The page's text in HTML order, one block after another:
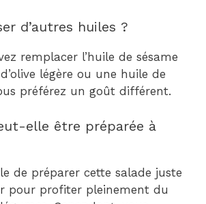
d’autres huiles ?
remplacer l’huile de sésame
légère ou une huile de
préférez un goût différent.
elle être préparée à
de préparer cette salade juste
pour profiter pleinement du